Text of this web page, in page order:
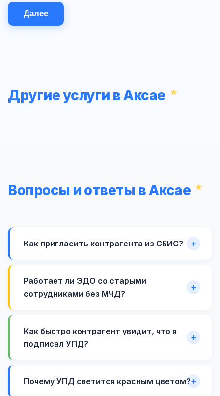
Далее
Другие услуги в Аксае
Вопросы и ответы в Аксае
Как пригласить контрагента из СБИС?
Работает ли ЭДО со старыми
сотрудниками без МЧД?
Как быстро контрагент увидит, что я
подписал УПД?
Почему УПД светится красным цветом?